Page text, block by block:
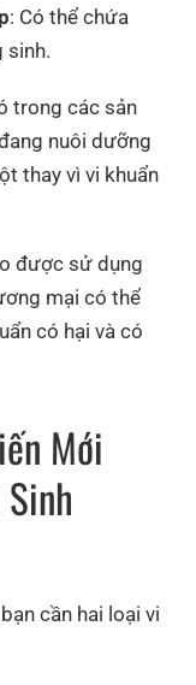
: Có thể chứa
sinh.
trong các sản
nuôi dưỡng
thay vì vi khuẩn
được sử dụng
mại có thể
có hại và có
Mới
cần hai loại vi